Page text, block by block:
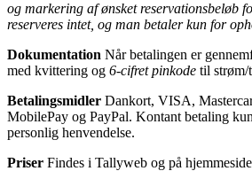
og markering af ønsket reservationsbeløb
reserveres intet, og man betaler kun for
Dokumentation Når betalingen er
med kvittering og 6-cifret pinkode til strøm/
Betalingsmidler Dankort, VISA,
MobilePay og PayPal. Kontant betaling
personlig henvendelse.
Priser Findes i Tallyweb og på